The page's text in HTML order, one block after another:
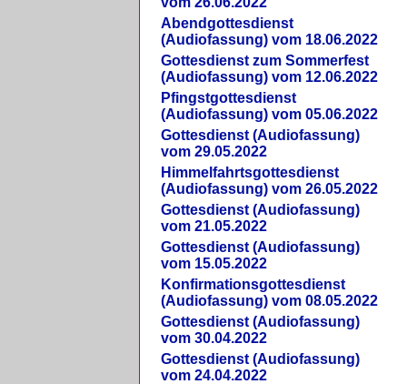
Abendgottesdienst
(Audiofassung) vom 18.06.2022
Gottesdienst zum Sommerfest
(Audiofassung) vom 12.06.2022
Pfingstgottesdienst
(Audiofassung) vom 05.06.2022
Gottesdienst (Audiofassung)
vom 29.05.2022
Himmelfahrtsgottesdienst
(Audiofassung) vom 26.05.2022
Gottesdienst (Audiofassung)
vom 21.05.2022
Gottesdienst (Audiofassung)
vom 15.05.2022
Konfirmationsgottesdienst
(Audiofassung) vom 08.05.2022
Gottesdienst (Audiofassung)
vom 30.04.2022
Gottesdienst (Audiofassung)
vom 24.04.2022